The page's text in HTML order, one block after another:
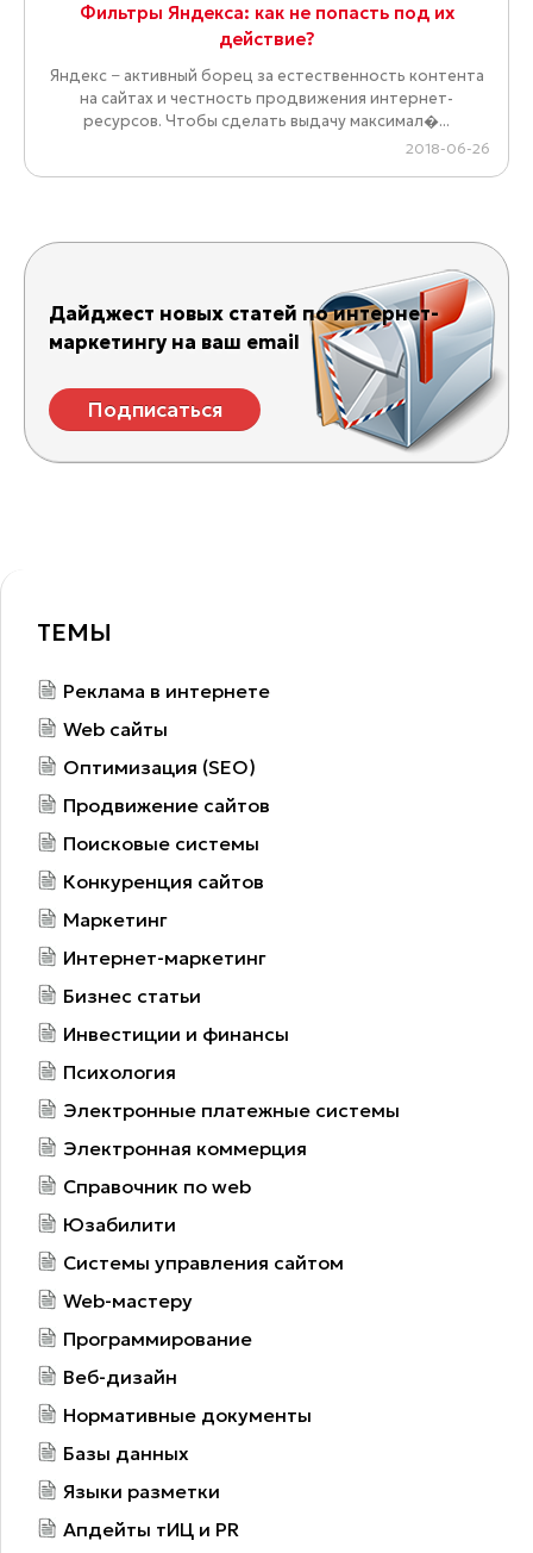
Фильтры Яндекса: как не попасть под их
действие?
Яндекс − активный борец за естественность контента
на сайтах и честность продвижения интернет-
ресурсов. Чтобы сделать выдачу максимал�...
2018-06-26
Дайджест новых статей по интернет-
маркетингу на ваш email
Подписаться
ТЕМЫ
Реклама в интернете
Web сайты
Оптимизация (SEO)
Продвижение сайтов
Поисковые системы
Конкуренция сайтов
Маркетинг
Интернет-маркетинг
Бизнес статьи
Инвестиции и финансы
Психология
Электронные платежные системы
Электронная коммерция
Справочник по web
Юзабилити
Системы управления сайтом
Web-мастеру
Программирование
Веб-дизайн
Нормативные документы
Базы данных
Языки разметки
Апдейты тИЦ и PR